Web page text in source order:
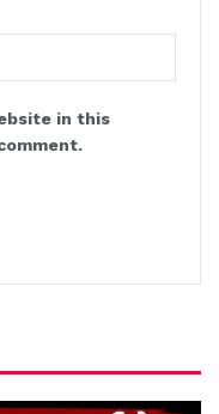
in this